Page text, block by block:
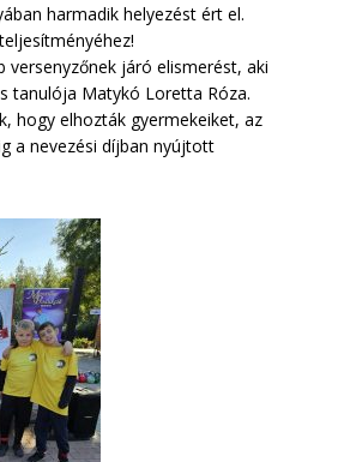
harmadik helyezést ért el.
versenyzőnek járó elismerést, aki
tanulója Matykó Loretta Róza.
hogy elhozták gyermekeiket, az
a nevezési díjban nyújtott